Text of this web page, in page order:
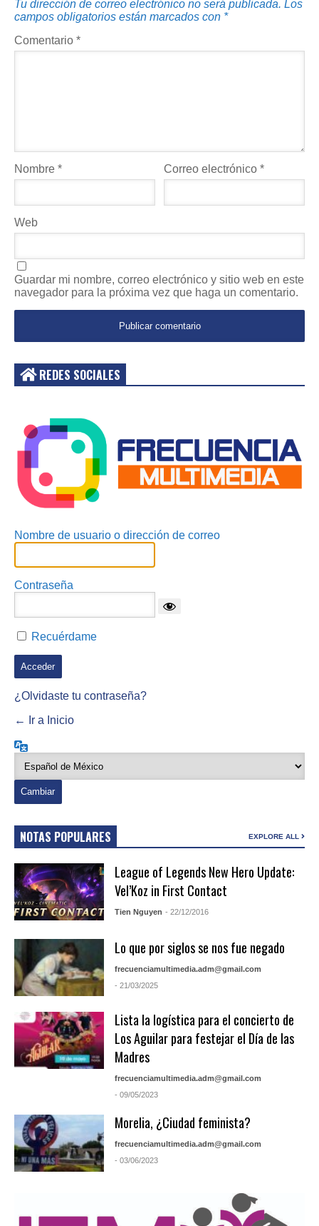
Tu dirección de correo electrónico no será publicada. Los
campos obligatorios están marcados con *
Comentario *
Nombre * Correo electrónico*
Web
Guardar mi nombre, correo electrónico y sitio web en este
navegador para la próxima vez que haga un comentario.
REDES SOCIALES
Nombre de usuario o dirección de correo
Contraseña
Recuérdame
¿Olvidaste tu contraseña?
← Ir a Inicio
NOTAS POPULARES EXPLORE ALL
League of Legends New Hero Update:
Vel’Koz in First Contact
Tien Nguyen - 22/12/2016
Lo que por siglos se nos fue negado
frecuenciamultimedia.adm@gmail.com
- 21/03/2025
Lista la logística para el concierto de
Los Aguilar para festejar el Día de las
Madres
frecuenciamultimedia.adm@gmail.com
- 09/05/2023
Morelia, ¿Ciudad feminista?
frecuenciamultimedia.adm@gmail.com
- 03/06/2023